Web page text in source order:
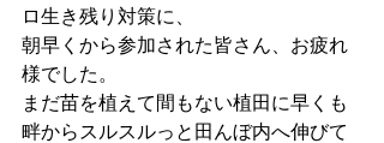
ロ生き残り対策に、
朝早くから参加された皆さん、お疲れ
様でした。
まだ苗を植えて間もない植田に早くも
畔からスルスルっと田んぼ内へ伸びて